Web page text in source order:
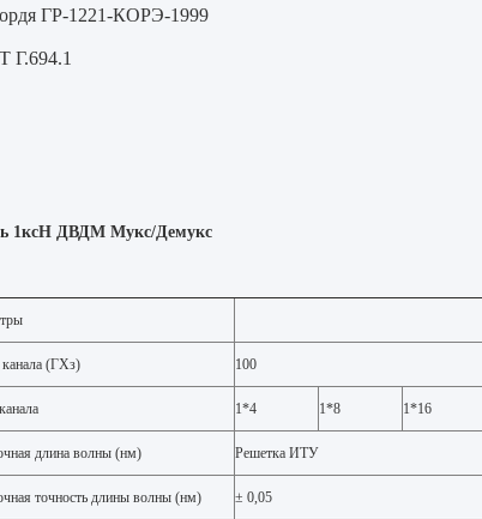
ГР-1221-КОРЭ-1999
Г.694.1
1ксН ДВДМ Мукс/Демукс
(ГХз) 100
1*4 1*8 1*16
длина волны (нм) Решетка ИТУ
точность длины волны (нм) ± 0,05